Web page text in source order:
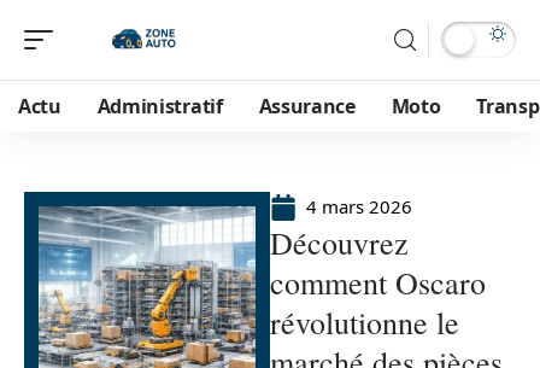
Actu Administratif Assurance Moto
4 mars 2026
Découvrez
comment Oscaro
révolutionne le